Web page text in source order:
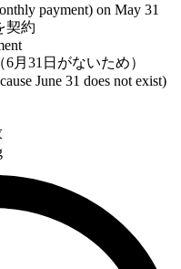
payment) on May 31
契約
月31日がないため）
June 31 does not exist)